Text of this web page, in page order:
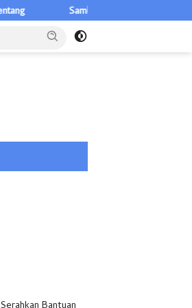
Sambut HUT ke-81 RI, Lapas